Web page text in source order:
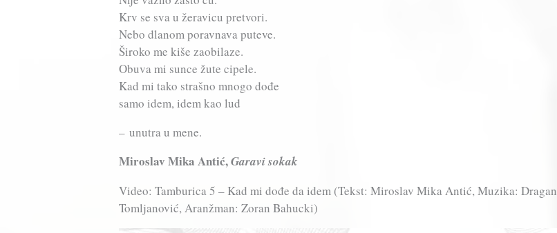
Krv se sva u žeravicu pretvori.
Nebo dlanom poravnava puteve.
Široko me kiše zaobilaze.
Obuva mi sunce žute cipele.
Kad mi tako strašno mnogo dođe
samo idem, idem kao lud
– unutra u mene.
Miroslav Mika Antić,Garavi sokak
Video: Tamburica 5 – Kad mi dođe da idem (Tekst: Miroslav Mika Antić, Muzika: Dragan
Tomljanović, Aranžman: Zoran Bahucki)